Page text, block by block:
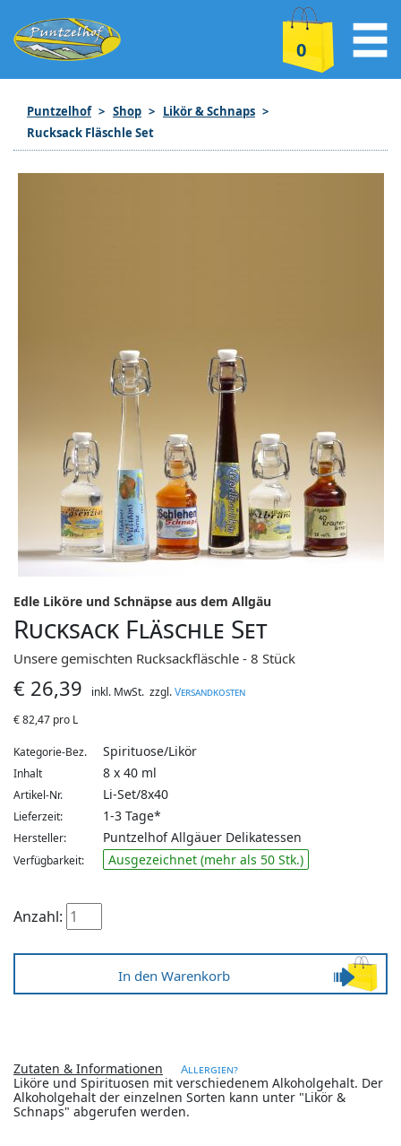
0
Puntzelhof Shop
Likör & Schnaps
Rucksack Fläschle Set
Edle Liköre und Schnäpse aus dem Allgäu
Rucksack Fläschle Set
Unsere gemischten Rucksackfläschle - 8 Stück
€ 26,39 inkl. MwSt. zzgl.Versandkosten
€82,47 pro L
Kategorie-Bez. Spirituose/Likör
Inhalt 8 x 40 ml
Artikel-Nr. Li-Set/8x40
Lieferzeit: 1-3 Tage*
Hersteller: Puntzelhof Allgäuer Delikatessen
Verfügbarkeit: Ausgezeichnet (mehr als 50 Stk.)
Anzahl:
Zutaten & Informationen Allergien?
Liköre und Spirituosen mit verschiedenem Alkoholgehalt. Der
Alkoholgehalt der einzelnen Sorten kann unter "Likör &
Schnaps" abgerufen werden.